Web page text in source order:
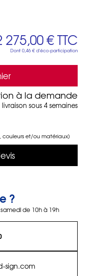
275,00 €TTC
Dont 0,46 € d'éco-participation
à la demande
livraison sous 4 semaines
couleurs et/ou matériaux)
?
de 10h à 19h
sign.com